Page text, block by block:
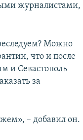
журналистами,
Можно
что и после
и Севастополь
за
– добавил он.